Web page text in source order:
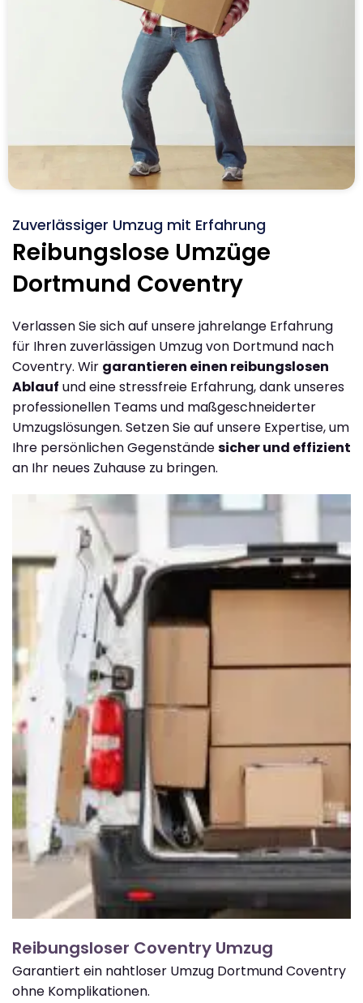
Zuverlässiger Umzug mit Erfahrung
Reibungslose Umzüge
Dortmund Coventry
Verlassen Sie sich auf unsere jahrelange Erfahrung
für Ihren zuverlässigen Umzug von Dortmund nach
Coventry. Wir garantieren einen reibungslosen
Ablauf und eine stressfreie Erfahrung, dank unseres
professionellen Teams und maßgeschneiderter
Umzugslösungen. Setzen Sie auf unsere Expertise, um
Ihre persönlichen Gegenständesicher und effizient
an Ihr neues Zuhause zu bringen.
Reibungsloser Coventry Umzug
Garantiert ein nahtloser Umzug Dortmund Coventry
ohne Komplikationen.